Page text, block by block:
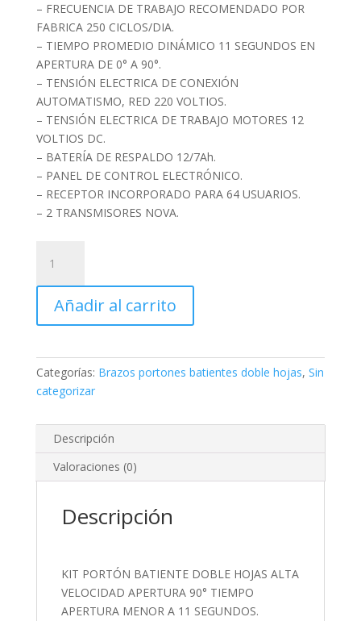
– FRECUENCIA DE TRABAJO RECOMENDADO POR
FABRICA 250 CICLOS/DIA.
– TIEMPO PROMEDIO DINÁMICO 11 SEGUNDOS EN
APERTURA DE 0° A 90°.
– TENSIÓN ELECTRICA DE CONEXIÓN
AUTOMATISMO, RED 220 VOLTIOS.
– TENSIÓN ELECTRICA DE TRABAJO MOTORES 12
VOLTIOS DC.
– BATERÍA DE RESPALDO 12/7Ah.
– PANEL DE CONTROL ELECTRÓNICO.
– RECEPTOR INCORPORADO PARA 64 USUARIOS.
– 2 TRANSMISORES NOVA.
Centurion
Vert-
Antiportonazos.
Velocidad
Doble
Hojas.
Añadir al carrito
Categorías: Brazos portones batientes doble hojas, Sin
categorizar
Descripción
Valoraciones (0)
Descripción
KIT PORTÓN BATIENTE DOBLE HOJAS ALTA
VELOCIDAD APERTURA 90° TIEMPO
APERTURA MENOR A 11 SEGUNDOS.